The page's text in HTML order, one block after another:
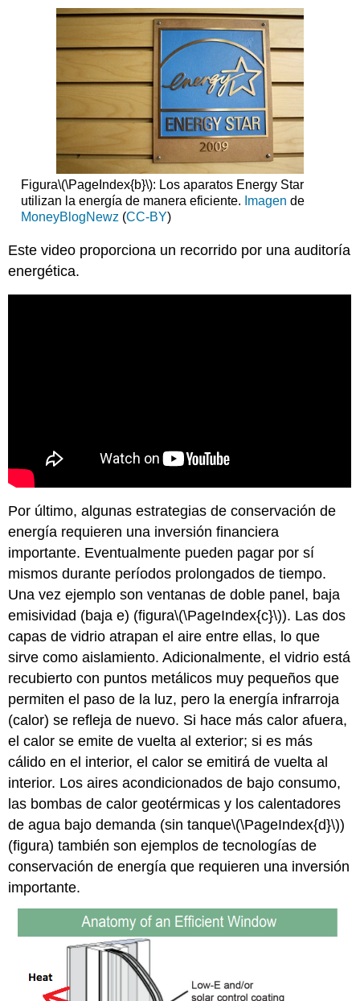
Figura\(\PageIndex{b}\): Los aparatos Energy Star
utilizan la energía de manera eficiente. Imagen de
MoneyBlogNewz (CC-BY)
Este video proporciona un recorrido por una auditoría
energética.
Por último, algunas estrategias de conservación de
energía requieren una inversión financiera
importante. Eventualmente pueden pagar por sí
mismos durante períodos prolongados de tiempo.
Una vez ejemplo son ventanas de doble panel, baja
emisividad (baja e) (figura\(\PageIndex{c}\)). Las dos
capas de vidrio atrapan el aire entre ellas, lo que
sirve como aislamiento. Adicionalmente, el vidrio está
recubierto con puntos metálicos muy pequeños que
permiten el paso de la luz, pero la energía infrarroja
(calor) se refleja de nuevo. Si hace más calor afuera,
el calor se emite de vuelta al exterior; si es más
cálido en el interior, el calor se emitirá de vuelta al
interior. Los aires acondicionados de bajo consumo,
las bombas de calor geotérmicas y los calentadores
de agua bajo demanda (sin tanque\(\PageIndex{d}\))
(figura) también son ejemplos de tecnologías de
conservación de energía que requieren una inversión
importante.